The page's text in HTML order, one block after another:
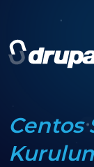
Centos